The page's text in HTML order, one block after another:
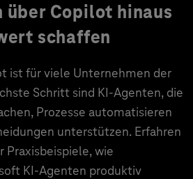
über Copilot hinaus
schaffen
ist für viele Unternehmen der
Schritt sind KI-Agenten, die
Prozesse automatisieren
unterstützen. Erfahren
Praxisbeispiele, wie
KI-Agenten produktiv